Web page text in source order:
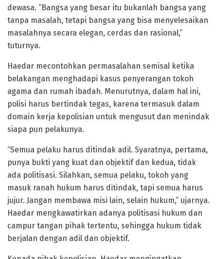
dewasa. “Bangsa yang besar itu bukanlah bangsa yang
tanpa masalah, tetapi bangsa yang bisa menyelesaikan
masalahnya secara elegan, cerdas dan rasional,”
tuturnya.
Haedar mecontohkan permasalahan semisal ketika
belakangan menghadapi kasus penyerangan tokoh
agama dan rumah ibadah. Menurutnya, dalam hal ini,
polisi harus bertindak tegas, karena termasuk dalam
domain kerja kepolisian untuk mengusut dan menindak
siapa pun pelakunya.
“Semua pelaku harus ditindak adil. Syaratnya, pertama,
punya bukti yang kuat dan objektif dan kedua, tidak
ada politisasi. Silahkan, semua pelaku, tokoh yang
masuk ranah hukum harus ditindak, tapi semua harus
jujur. Jangan membawa misi lain, selain hukum,” ujarnya.
Haedar mengkawatirkan adanya politisasi hukum dan
campur tangan pihak tertentu, sehingga hukum tidak
berjalan dengan adil dan objektif.